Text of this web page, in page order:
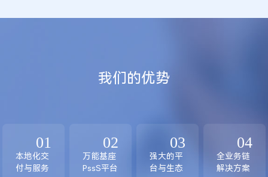
我们的优势
01
本地化交
付与服务
02
万能基座
PssS平台
03
强大的平
台与生态
04
全业务链
解决方案